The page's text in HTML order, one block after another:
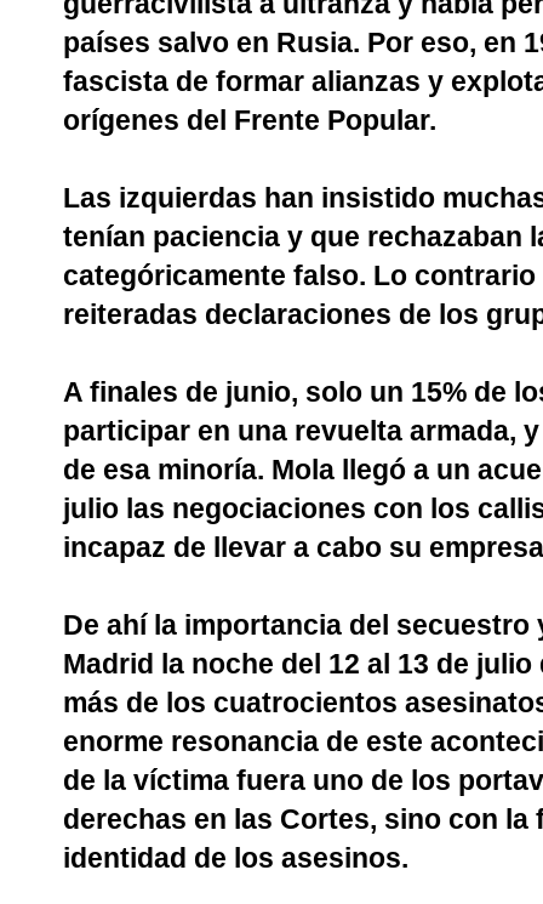
países salvo en Rusia. Por eso, en
fascista de formar alianzas y
orígenes del Frente Popular.
Las izquierdas han insistido
tenían paciencia y que rechazaban
categóricamente falso. Lo
reiteradas declaraciones de los
A finales de junio, solo un 15% de
participar en una revuelta armada,
de esa minoría. Mola llegó a un
julio las negociaciones con los
incapaz de llevar a cabo su
De ahí la importancia del
Madrid la noche del 12 al 13 de
más de los cuatrocientos
enorme resonancia de este
de la víctima fuera uno de los
derechas en las Cortes, sino con la
identidad de los asesinos.